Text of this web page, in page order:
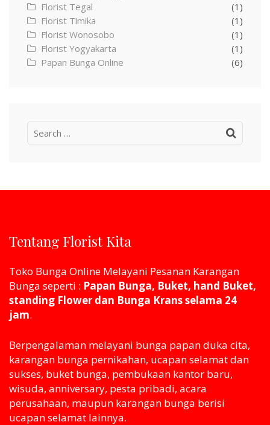
Florist Tegal
(1)
Florist Timika
(1)
Florist Wonosobo
(1)
Florist Yogyakarta
(1)
Papan Bunga Online
(6)
Search
Tentang Florist Kita
Toko Bunga Online Melayani Pesanan Karangan
Bunga seperti : Papan Bunga, Buket, hand Buket,
standing Flower dan Bunga Krans selama 24
jam.
Berpengalaman melayani bunga papan duka cita,
karangan bunga pernikahan, ucapan selamat dan
sukses, buket bunga, pembukaan kantor baru,
wisuda, anniversary, pesta pribadi, acara
perusahaan, maupun karangan bunga berisi
ucapan selamat lainnya.